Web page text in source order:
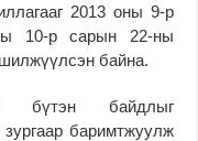
2013 оны 9-р
10-р сарын 22-ны
байна.
бүтэн байдлыг
баримтжуулж